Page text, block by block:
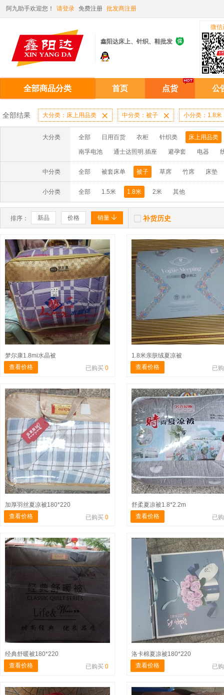
阿九助手欢迎您！ 请登录 免费注册 批发商注册
鑫阳达床上、针织、鞋批发 
微信
全部商品分类 首页 点货 公
全部结果 大分类：床上用品类  中分类：被子  小分类：1.8米
大分类 全部 日用百货 衣柜 针织类 床上用品类
南孚电池 通士达照明.插座 避孕套 电器
中分类 全部 被套床单 被子 草席 竹席 床垫
小分类 全部 1.5米 1.8米 2米 其他
排序： 新品 价格 销量   补货历史
梦尔康1.8mi水晶被
查看价格
已购买 0
1.8米亲肤绒夏凉被
查看价格
已
加厚羽丝夏凉被180*220
查看价格
已购买 0
舒柔夏凉被1.8*2.2m
查看价格
已
经典舒暖被180*220
查看价格
已购买 0
洛卡棉夏凉被180*220
查看价格
已